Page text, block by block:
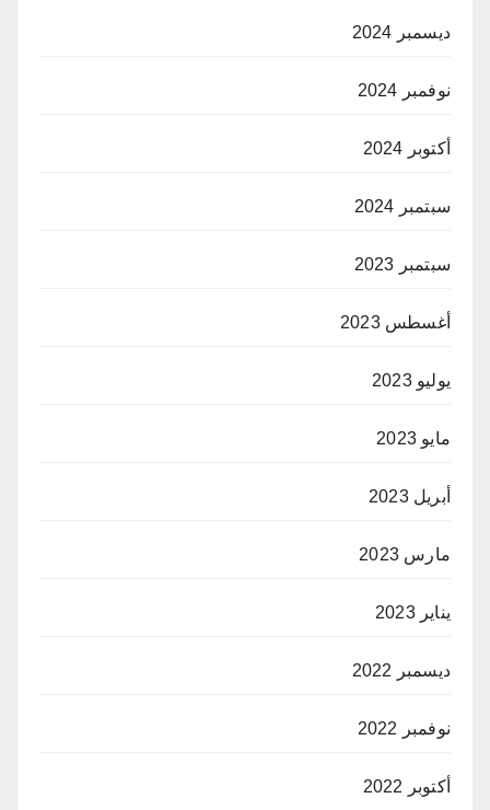
ديسمبر 2024
نوفمبر 2024
أكتوبر 2024
سبتمبر 2024
سبتمبر 2023
أغسطس 2023
يوليو 2023
مايو 2023
أبريل 2023
مارس 2023
يناير 2023
ديسمبر 2022
نوفمبر 2022
أكتوبر 2022